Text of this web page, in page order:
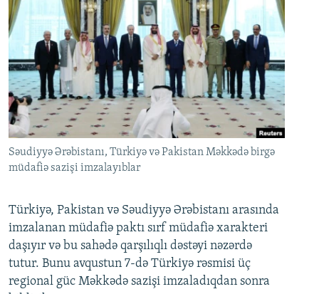
Səudiyyə Ərəbistanı, Türkiyə və Pakistan Məkkədə birgə
müdafiə sazişi imzalayıblar
Türkiyə, Pakistan və Səudiyyə Ərəbistanı arasında
imzalanan müdafiə paktı sırf müdafiə xarakteri
daşıyır və bu sahədə qarşılıqlı dəstəyi nəzərdə
tutur. Bunu avqustun 7-də Türkiyə rəsmisi üç
regional güc Məkkədə sazişi imzaladıqdan sonra